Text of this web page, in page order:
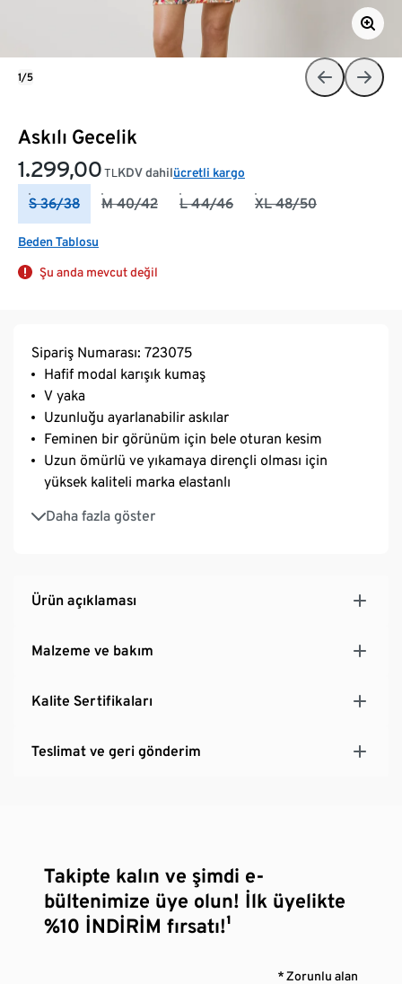
Askılı Gecelik
1.299,00 TL KDV dahilücretli kargo
S 36/38 M 40/42 L 44/46 XL 48/50
Beden Tablosu
Şu anda mevcut değil
1/5
Sipariş Numarası: 723075
Hafif modal karışık kumaş
V yaka
Uzunluğu ayarlanabilir askılar
Feminen bir görünüm için bele oturan kesim
Uzun ömürlü ve yıkamaya dirençli olması için
yüksek kaliteli marka elastanlı
Daha fazla göster
Doğal, cilt dostu ve sıcaklığı düzenleyen pamuk-
modal karışım
Ürün açıklaması
Malzeme ve bakım
Kalite Sertifikaları
Teslimat ve geri gönderim
Takipte kalın ve şimdi e-
bültenimize üye olun! İlk üyelikte
%10 İNDİRİM fırsatı!¹
* Zorunlu alan